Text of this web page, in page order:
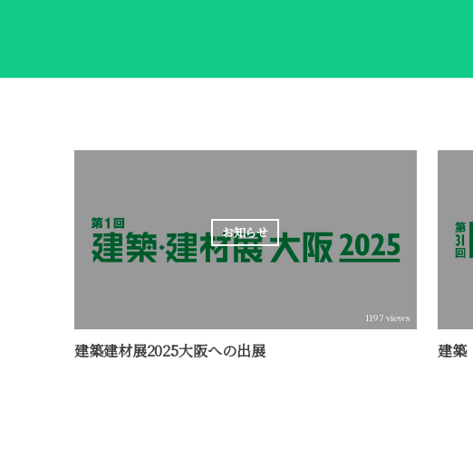
お知らせ
1197 views
建築建材展2025大阪への出展 建築